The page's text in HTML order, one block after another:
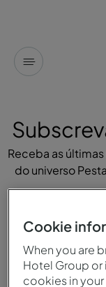
Receba as
do universo
Cookie
When you are
Hotel Group
cookies in